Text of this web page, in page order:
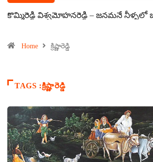
కొమ్మిరెడ్డి విశ్వమోహనరెడ్డి – జనమనే నీళ్ళలో
Home క్రిష్ణారెడ్డి
TAGS :క్రిష్ణారెడ్డి